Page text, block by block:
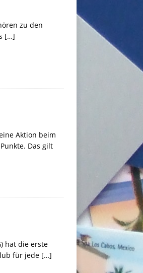
zu den
[…]
Aktion beim
Das gilt
hat die erste
für jede […]